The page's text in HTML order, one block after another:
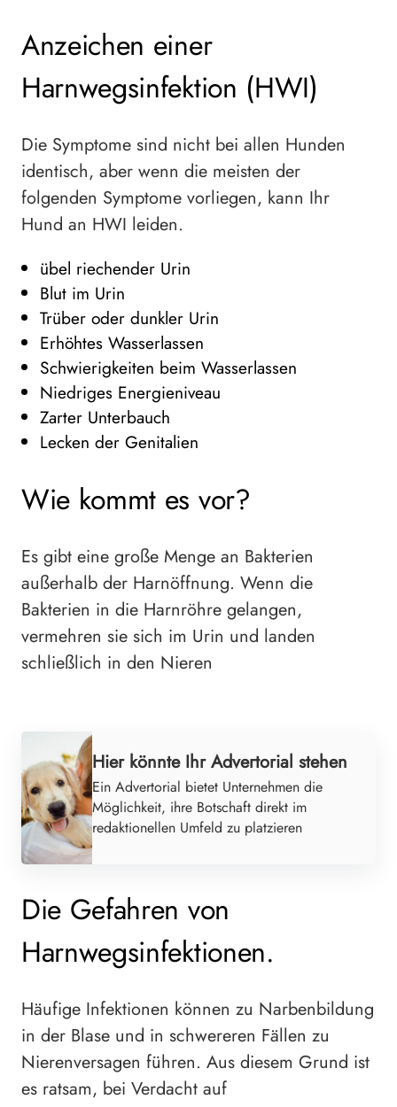
Anzeichen einer
Harnwegsinfektion (HWI)
Die Symptome sind nicht bei allen Hunden
identisch, aber wenn die meisten der
folgenden Symptome vorliegen, kann Ihr
Hund an HWI leiden.
übel riechender Urin
Blut im Urin
Trüber oder dunkler Urin
Erhöhtes Wasserlassen
Schwierigkeiten beim Wasserlassen
Niedriges Energieniveau
Zarter Unterbauch
Lecken der Genitalien
Wie kommt es vor?
Es gibt eine große Menge an Bakterien
außerhalb der Harnöffnung. Wenn die
Bakterien in die Harnröhre gelangen,
vermehren sie sich im Urin und landen
schließlich in den Nieren
Hier könnte Ihr Advertorial stehen
Ein Advertorial bietet Unternehmen die
Möglichkeit, ihre Botschaft direkt im
redaktionellen Umfeld zu platzieren
Die Gefahren von
Harnwegsinfektionen.
Häufige Infektionen können zu Narbenbildung
in der Blase und in schwereren Fällen zu
Nierenversagen führen. Aus diesem Grund ist
es ratsam, bei Verdacht auf